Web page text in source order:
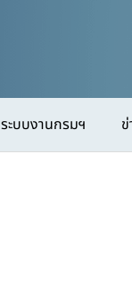
ระบบงานกรมฯ